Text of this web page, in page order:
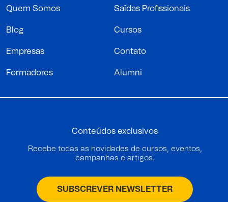
Quem Somos Saídas Profissionais
Blog Cursos
Empresas Contato
Formadores Alumni
Conteúdos exclusivos
Recebe todas as novidades de cursos, eventos,
campanhas e artigos.
SUBSCREVER NEWSLETTER